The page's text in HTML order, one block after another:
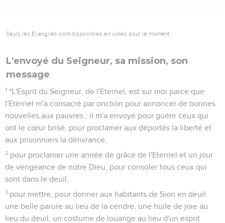
Seuls les Évangiles sont disponibles en vidéo pour le moment.
L'envoyé du Seigneur, sa mission, son
message
1 *L'Esprit du Seigneur, de l'Eternel, est sur moi parce que
l'Eternel m'a consacré par onction pour annoncer de bonnes
nouvelles aux pauvres ; il m'a envoyé pour guérir ceux qui
ont le cœur brisé, pour proclamer aux déportés la liberté et
aux prisonniers la délivrance,
2 pour proclamer une année de grâce de l'Eternel et un jour
de vengeance de notre Dieu, pour consoler tous ceux qui
sont dans le deuil,
3 pour mettre, pour donner aux habitants de Sion en deuil
une belle parure au lieu de la cendre, une huile de joie au
lieu du deuil, un costume de louange au lieu d'un esprit